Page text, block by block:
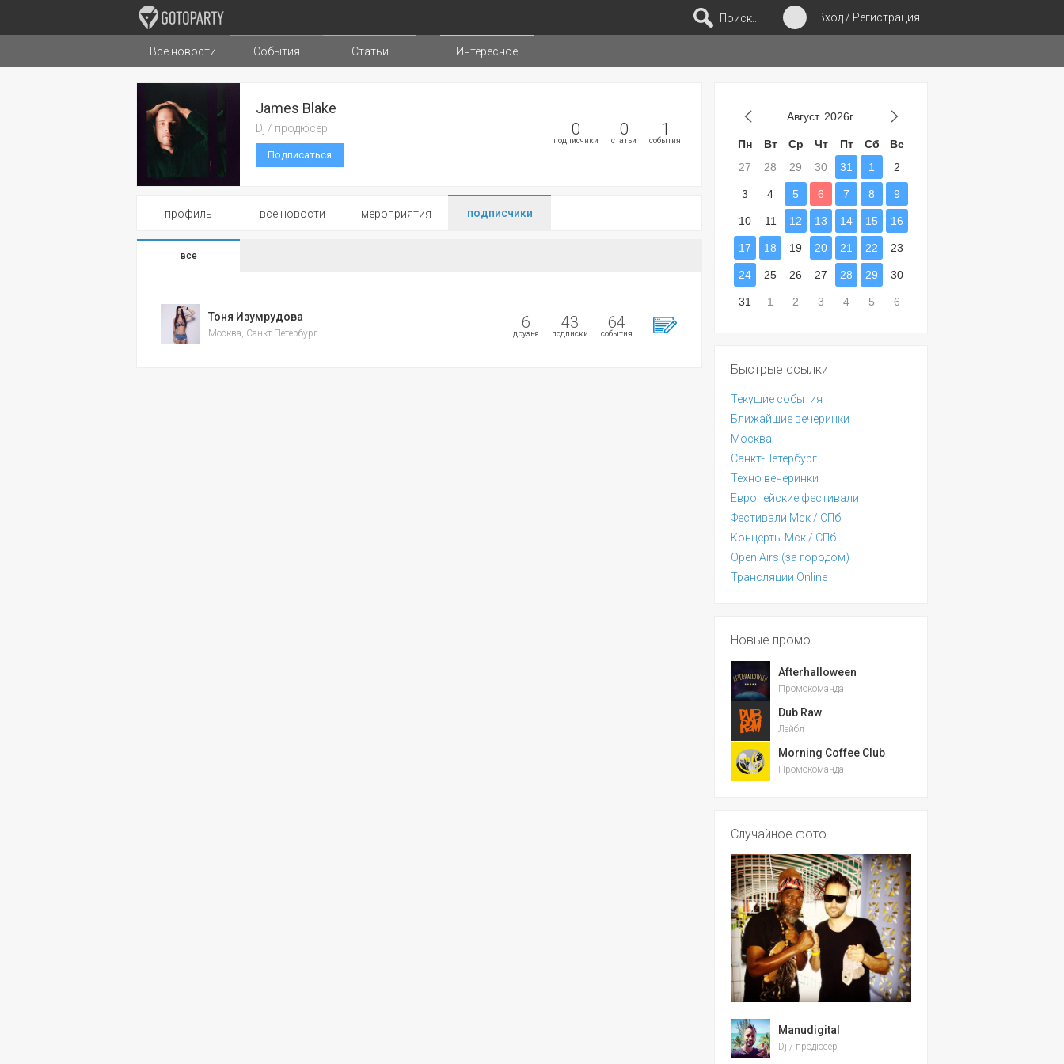
Вход / Регистрация
Поиск...
Города Музыка Типы страниц
Все новости События Статьи Интересное
0
подписчики
0
статьи
1
события
James Blake
Dj / продюсер
Подписаться
профиль все новости мероприятия подписчики
все
6
друзья
43
подписки
64
события
Тоня Изумрудова
Москва, Санкт-Петербург
Август 2026г.
Пн Вт Ср Чт Пт Сб
Вс
27
28 29 30 31 1 2
3 4 5 6 7 8 9
10 11 12 13 14 15 16
17 18 19 20 21 22 23
24 25 26 27 28 29 30
31 1 2 3 4 5 6
Быстрые ссылки
Текущие события
Ближайшие вечеринки
Москва
Санкт-Петербург
Техно вечеринки
Европейские фестивали
Фестивали Мск / СПб
Концерты Мск / СПб
Open Airs (за городом)
Трансляции Online
Новые промо
Afterhalloween
Промокоманда
Dub Raw
Лейбл
Morning Coffee Club
Промокоманда
Случайное фото
Manudigital
Dj / продюсер